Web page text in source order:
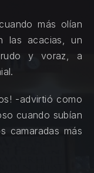
más olían
las acacias, un
y voraz, a
-advirtió como
cuando subían
camaradas más